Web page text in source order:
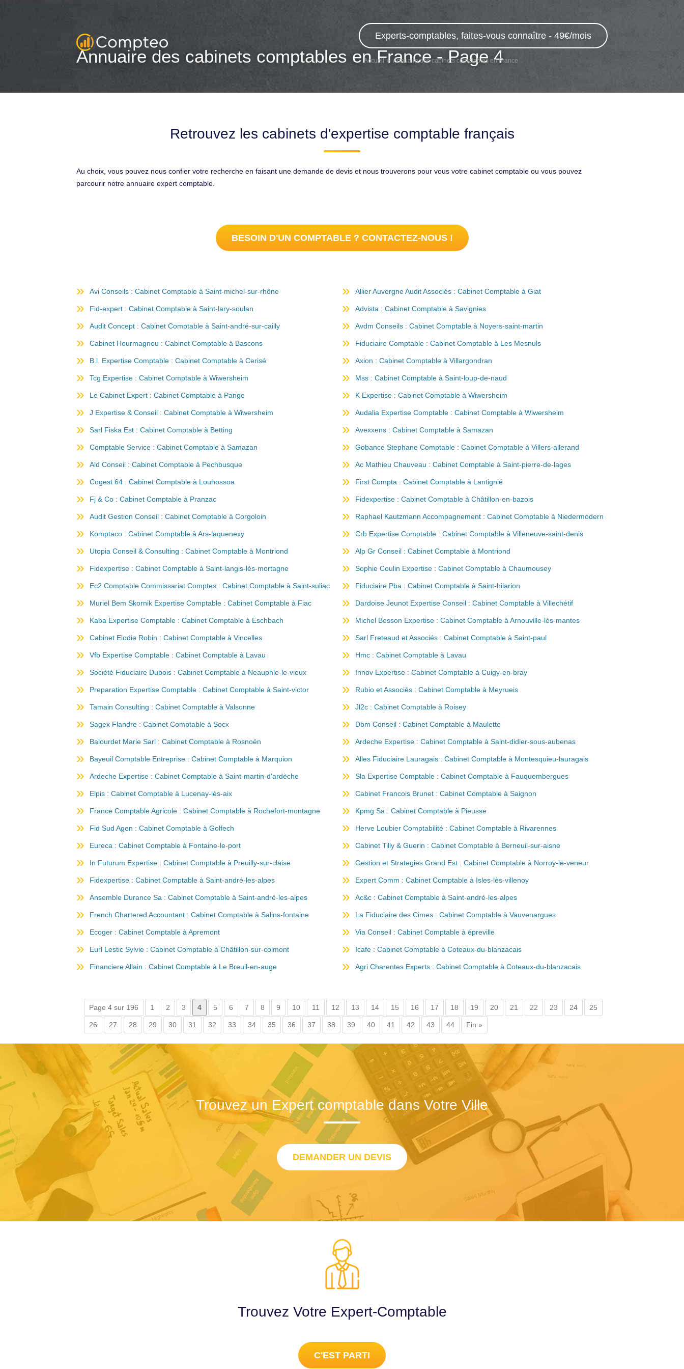
Experts-comptables, faites-vous connaître - 49€/mois
Accueil Annuaire des cabinets comptables en France
Annuaire des cabinets comptables en France - Page 4
Retrouvez les cabinets d'expertise comptable français
Au choix, vous pouvez nous confier votre recherche en faisant une demande de devis et nous trouverons pour vous votre cabinet comptable ou vous pouvez
parcourir notre annuaire expert comptable.
BESOIN D'UN COMPTABLE ? CONTACTEZ-NOUS !
Avi Conseils : Cabinet Comptable à Saint-michel-sur-rhône Allier Auvergne Audit Associés : Cabinet Comptable à Giat
Fid-expert : Cabinet Comptable à Saint-lary-soulan Advista : Cabinet Comptable à Savignies
Audit Concept : Cabinet Comptable à Saint-andré-sur-cailly Avdm Conseils : Cabinet Comptable à Noyers-saint-martin
Cabinet Hourmagnou : Cabinet Comptable à Bascons Fiduciaire Comptable : Cabinet Comptable à Les Mesnuls
B.l. Expertise Comptable : Cabinet Comptable à Cerisé Axion : Cabinet Comptable à Villargondran
Tcg Expertise : Cabinet Comptable à Wiwersheim Mss : Cabinet Comptable à Saint-loup-de-naud
Le Cabinet Expert : Cabinet Comptable à Pange K Expertise : Cabinet Comptable à Wiwersheim
J Expertise & Conseil : Cabinet Comptable à Wiwersheim Audalia Expertise Comptable : Cabinet Comptable à Wiwersheim
Sarl Fiska Est : Cabinet Comptable à Betting Avexxens : Cabinet Comptable à Samazan
Comptable Service : Cabinet Comptable à Samazan Gobance Stephane Comptable : Cabinet Comptable à Villers-allerand
Ald Conseil : Cabinet Comptable à Pechbusque Ac Mathieu Chauveau : Cabinet Comptable à Saint-pierre-de-lages
Cogest 64 : Cabinet Comptable à Louhossoa First Compta : Cabinet Comptable à Lantignié
Fj & Co : Cabinet Comptable à Pranzac Fidexpertise : Cabinet Comptable à Châtillon-en-bazois
Audit Gestion Conseil : Cabinet Comptable à Corgoloin Raphael Kautzmann Accompagnement : Cabinet Comptable à Niedermodern
Komptaco : Cabinet Comptable à Ars-laquenexy Crb Expertise Comptable : Cabinet Comptable à Villeneuve-saint-denis
Utopia Conseil & Consulting : Cabinet Comptable à Montriond Alp Gr Conseil : Cabinet Comptable à Montriond
Fidexpertise : Cabinet Comptable à Saint-langis-lès-mortagne Sophie Coulin Expertise : Cabinet Comptable à Chaumousey
Ec2 Comptable Commissariat Comptes : Cabinet Comptable à Saint-suliac Fiduciaire Pba : Cabinet Comptable à Saint-hilarion
Muriel Bem Skornik Expertise Comptable : Cabinet Comptable à Fiac Dardoise Jeunot Expertise Conseil : Cabinet Comptable à Villechétif
Kaba Expertise Comptable : Cabinet Comptable à Eschbach Michel Besson Expertise : Cabinet Comptable à Arnouville-lès-mantes
Cabinet Elodie Robin : Cabinet Comptable à Vincelles Sarl Freteaud et Associés : Cabinet Comptable à Saint-paul
Vfb Expertise Comptable : Cabinet Comptable à Lavau Hmc : Cabinet Comptable à Lavau
Société Fiduciaire Dubois : Cabinet Comptable à Neauphle-le-vieux Innov Expertise : Cabinet Comptable à Cuigy-en-bray
Preparation Expertise Comptable : Cabinet Comptable à Saint-victor Rubio et Associés : Cabinet Comptable à Meyrueis
Tamain Consulting : Cabinet Comptable à Valsonne Jl2c : Cabinet Comptable à Roisey
Sagex Flandre : Cabinet Comptable à Socx Dbm Conseil : Cabinet Comptable à Maulette
Balourdet Marie Sarl : Cabinet Comptable à Rosnoën Ardeche Expertise : Cabinet Comptable à Saint-didier-sous-aubenas
Bayeuil Comptable Entreprise : Cabinet Comptable à Marquion Alles Fiduciaire Lauragais : Cabinet Comptable à Montesquieu-lauragais
Ardeche Expertise : Cabinet Comptable à Saint-martin-d'ardèche Sla Expertise Comptable : Cabinet Comptable à Fauquembergues
Elpis : Cabinet Comptable à Lucenay-lès-aix Cabinet Francois Brunet : Cabinet Comptable à Saignon
France Comptable Agricole : Cabinet Comptable à Rochefort-montagne Kpmg Sa : Cabinet Comptable à Pieusse
Fid Sud Agen : Cabinet Comptable à Golfech Herve Loubier Comptabilité : Cabinet Comptable à Rivarennes
Eureca : Cabinet Comptable à Fontaine-le-port Cabinet Tilly & Guerin : Cabinet Comptable à Berneuil-sur-aisne
In Futurum Expertise : Cabinet Comptable à Preuilly-sur-claise Gestion et Strategies Grand Est : Cabinet Comptable à Norroy-le-veneur
Fidexpertise : Cabinet Comptable à Saint-andré-les-alpes Expert Comm : Cabinet Comptable à Isles-lès-villenoy
Ansemble Durance Sa : Cabinet Comptable à Saint-andré-les-alpes Ac&c : Cabinet Comptable à Saint-andré-les-alpes
French Chartered Accountant : Cabinet Comptable à Salins-fontaine La Fiduciaire des Cimes : Cabinet Comptable à Vauvenargues
Ecoger : Cabinet Comptable à Apremont Via Conseil : Cabinet Comptable à épreville
Eurl Lestic Sylvie : Cabinet Comptable à Châtillon-sur-colmont Icafe : Cabinet Comptable à Coteaux-du-blanzacais
Financiere Allain : Cabinet Comptable à Le Breuil-en-auge Agri Charentes Experts : Cabinet Comptable à Coteaux-du-blanzacais
Page 4 sur 196 1 2 3 4 5 6 7 8 9 10 11 12 13 14 15 16 17 18 19 20 21 22 23 24 25
26 27 28 29 30 31 32 33 34 35 36 37 38 39 40 41 42 43 44 Fin »
Trouvez un Expert comptable dans Votre Ville
DEMANDER UN DEVIS
Trouvez Votre Expert-Comptable
C'EST PARTI